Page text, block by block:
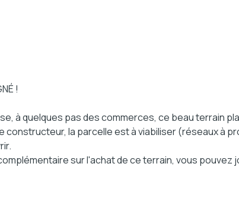
!
à quelques pas des commerces, ce beau terrain
constructeur, la parcelle est à viabiliser (réseaux à
sur l'achat de ce terrain, vous pouvez